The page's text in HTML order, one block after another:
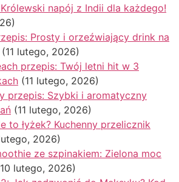
napój z Indii dla każdego!
Prosty i orzeźwiający drink na
(11 lutego, 2026)
przepis: Twój letni hit w 3
(11 lutego, 2026)
przepis: Szybki i aromatyczny
(11 lutego, 2026)
to łyżek? Kuchenny przelicznik
2026)
ze szpinakiem: Zielona moc
lutego, 2026)